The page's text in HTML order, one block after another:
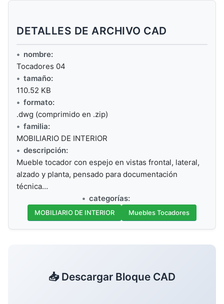
DETALLES DE ARCHIVO CAD
nombre:
Tocadores 04
tamaño:
110.52 KB
formato:
.dwg (comprimido en .zip)
familia:
MOBILIARIO DE INTERIOR
descripción:
Mueble tocador con espejo en vistas frontal, lateral,
alzado y planta, pensado para documentación
técnica…
categorías:
MOBILIARIO DE INTERIOR Muebles Tocadores
📥 Descargar Bloque CAD